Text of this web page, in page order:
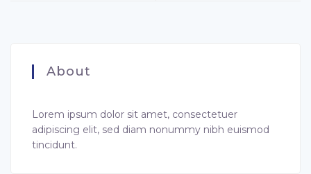
About
Lorem ipsum dolor sit amet, consectetuer
adipiscing elit, sed diam nonummy nibh euismod
tincidunt.